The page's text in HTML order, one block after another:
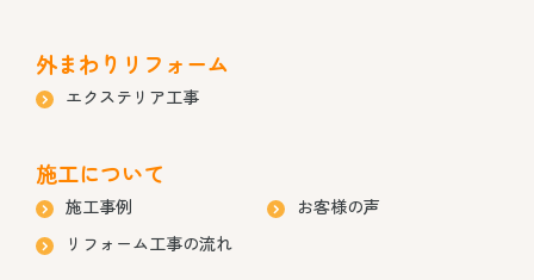
外まわりリフォーム
エクステリア工事
施工について
施工事例
お客様の声
リフォーム工事の流れ